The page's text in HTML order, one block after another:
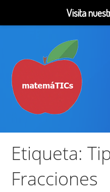
contenido
MatemáTICs
Etiqueta:
Fracciones
Visita